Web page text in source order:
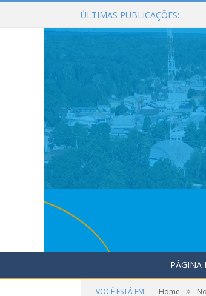
ÚLTIMAS PUBLICAÇÕES:
PÁGINA
VOCÊ ESTÁ EM: Home »